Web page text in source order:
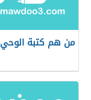
من هم كتبة الوحي